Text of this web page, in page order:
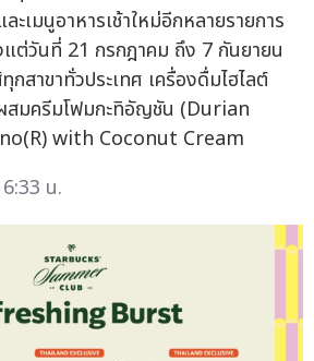
ะเมนูอาหารเช้าใหม่อีกหลายรายการ
ต่วันที่ 21 กรกฎาคม ถึง 7 กันยายน
สาขาทั่วประเทศ เครื่องดื่มไฮไลต์
สมครีมโฟมกะทิอัญชัน (Durian
with Coconut Cream
น.